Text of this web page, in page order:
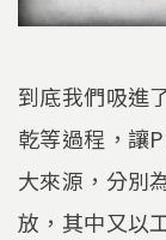
到底我們吸進
乾等過程，讓
大來源，分別
放，其中又以